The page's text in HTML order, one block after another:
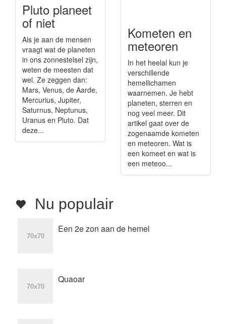
Pluto planeet
of niet
Als je aan de mensen
vraagt wat de planeten
in ons zonnestelsel zijn,
weten de meesten dat
wel. Ze zeggen dan:
Mars, Venus, de Aarde,
Mercurius, Jupiter,
Saturnus, Neptunus,
Uranus en Pluto. Dat
deze...
Kometen en
meteoren
In het heelal kun je
verschillende
hemellichamen
waarnemen. Je hebt
planeten, sterren en
nog veel meer. Dit
artikel gaat over de
zogenaamde kometen
en meteoren. Wat is
een komeet en wat is
een meteoo...
Nu populair
Een 2e zon aan de hemel
Quaoar